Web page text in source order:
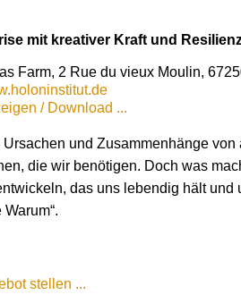
mit kreativer Kraft und
Farm, 2 Rue du vieux Moulin,
/ Download ...
und Zusammenhänge
die wir benötigen. Doch was
das uns lebendig hält
stellen ...